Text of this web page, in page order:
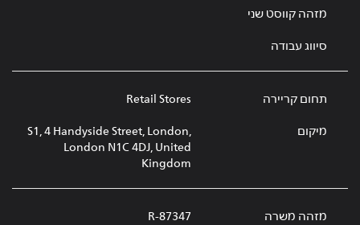
מזהה קווסט שני
סיווג עבודה
תחום קריירה Retail Stores
מיקום
S1, 4 Handyside Street, London,
London N1C 4DJ, United
Kingdom
מזהה משרה R-87347